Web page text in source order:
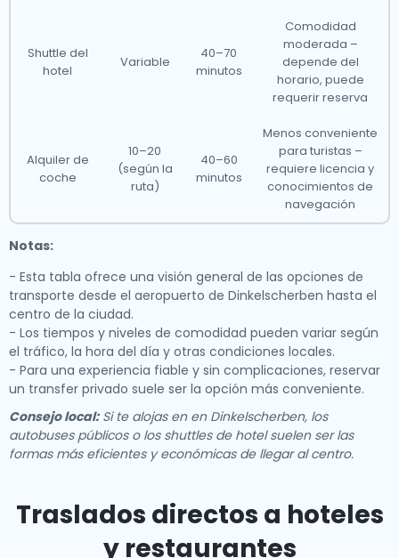
Shuttle del
hotel
Variable
40–70
minutos
Comodidad
moderada –
depende del
horario, puede
requerir reserva
Alquiler de
coche
10–20
(según la
ruta)
40–60
minutos
Menos conveniente
para turistas –
requiere licencia y
conocimientos de
navegación
Notas:
- Esta tabla ofrece una visión general de las opciones de
transporte desde el aeropuerto de Dinkelscherben hasta el
centro de la ciudad.
- Los tiempos y niveles de comodidad pueden variar según
el tráfico, la hora del día y otras condiciones locales.
- Para una experiencia fiable y sin complicaciones, reservar
un transfer privado suele ser la opción más conveniente.
Consejo local:Si te alojas en en Dinkelscherben, los
autobuses públicos o los shuttles de hotel suelen ser las
formas más eficientes y económicas de llegar al centro.
Traslados directos a hoteles
y restaurantes